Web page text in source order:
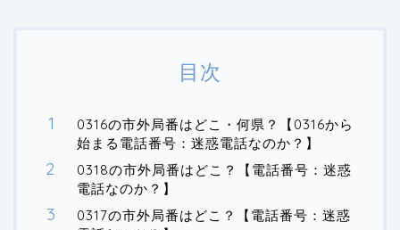
目次
0316の市外局番はどこ・何県？【0316から
始まる電話番号：迷惑電話なのか？】
0318の市外局番はどこ？【電話番号：迷惑
電話なのか？】
0317の市外局番はどこ？【電話番号：迷惑